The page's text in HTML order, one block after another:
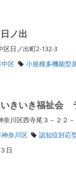
ノ出
区日ノ出町2-132-3
区
小規模多機能型
きいき福祉会
奈川区西寺尾３－２２
奈川区
認知症対応
日